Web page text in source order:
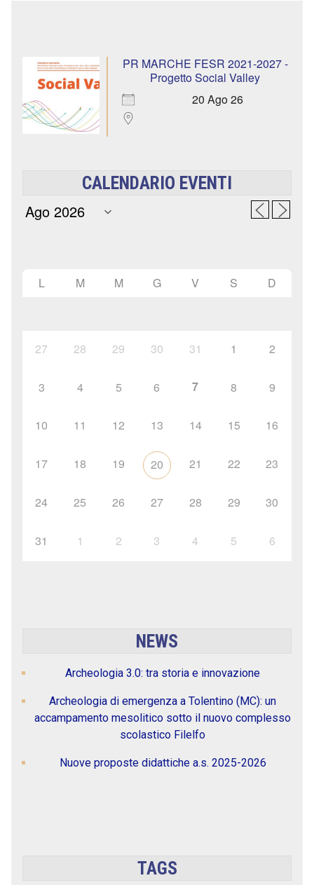
PR MARCHE FESR 2021-2027 -
Progetto Social Valley
20 Ago 26
CALENDARIO EVENTI
L M M G V S D
27 28 29 30 31 1 2
3 4 5 6 7 8 9
10 11 12 13 14 15 16
17 18 19 20 21 22 23
24 25 26 27 28 29 30
31 1 2 3 4 5 6
NEWS
Archeologia 3.0: tra storia e innovazione
Archeologia di emergenza a Tolentino (MC): un
accampamento mesolitico sotto il nuovo complesso
scolastico Filelfo
Nuove proposte didattiche a.s. 2025-2026
TAGS